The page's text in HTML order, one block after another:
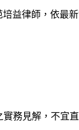
培益律師 ，依最
務見解，不宜